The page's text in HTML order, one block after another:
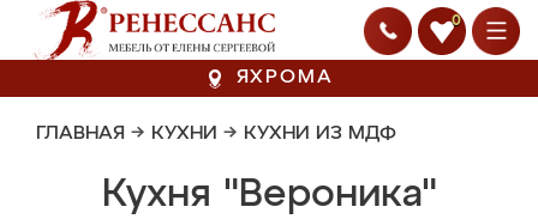
0
ЯХРОМА
ГЛАВНАЯ → КУХНИ → КУХНИ ИЗ МДФ
Кухня "Вероника"